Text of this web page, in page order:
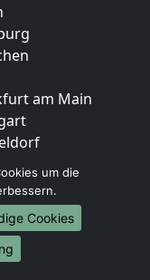
am Main
um die
Cookies